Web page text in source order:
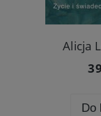
Alicja
Do